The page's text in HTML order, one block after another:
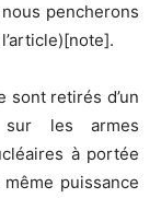
pencherons
sont retirés d’un
sur les armes
à portée
puissance